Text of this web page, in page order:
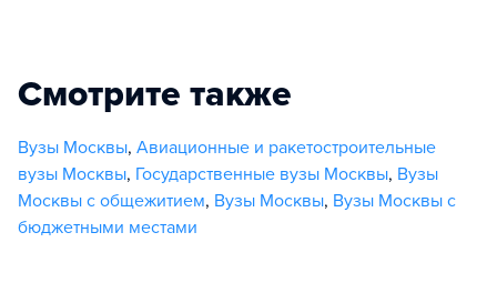
Смотрите также
Вузы Москвы, Авиационные и ракетостроительные
вузы Москвы, Государственные вузы Москвы, Вузы
Москвы с общежитием, Вузы Москвы, Вузы Москвы с
бюджетными местами